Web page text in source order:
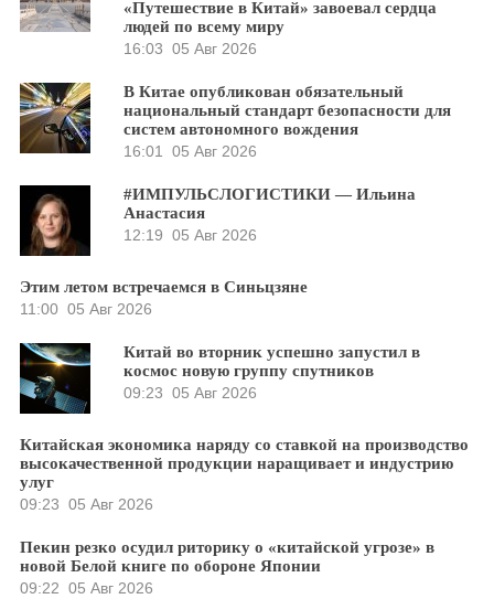
«Путешествие в Китай» завоевал сердца
людей по всему миру
16:03 05 Авг 2026
В Китае опубликован обязательный
национальный стандарт безопасности для
систем автономного вождения
16:01 05 Авг 2026
#ИМПУЛЬСЛОГИСТИКИ — Ильина
Анастасия
12:19 05 Авг 2026
Этим летом встречаемся в Синьцзяне
11:00 05 Авг 2026
Китай во вторник успешно запустил в
космос новую группу спутников
09:23 05 Авг 2026
Китайская экономика наряду со ставкой на производство
высокачественной продукции наращивает и индустрию
улуг
09:23 05 Авг 2026
Пекин резко осудил риторику о «китайской угрозе» в
новой Белой книге по обороне Японии
09:22 05 Авг 2026